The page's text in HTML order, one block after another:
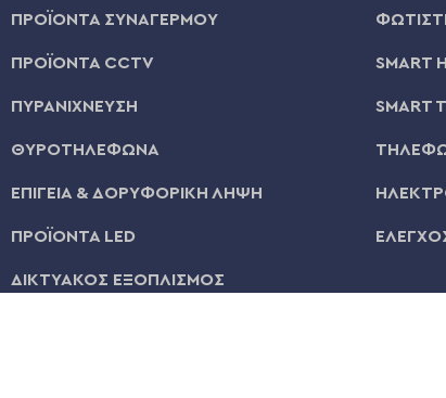
ΠΡΟΪΟΝΤΑ ΣΥΝΑΓΕΡΜΟΥ
ΠΡΟΪΟΝΤΑ CCTV
ΠΥΡΑΝΙΧΝΕΥΣΗ
ΘΥΡΟΤΗΛΕΦΩΝΑ
ΕΠΙΓΕΙΑ & ΔΟΡΥΦΟΡΙΚΗ ΛΗΨΗ
ΠΡΟΪΟΝΤΑ LED
ΔΙΚΤΥΑΚΟΣ ΕΞΟΠΛΙΣΜΟΣ
SMART
SMART